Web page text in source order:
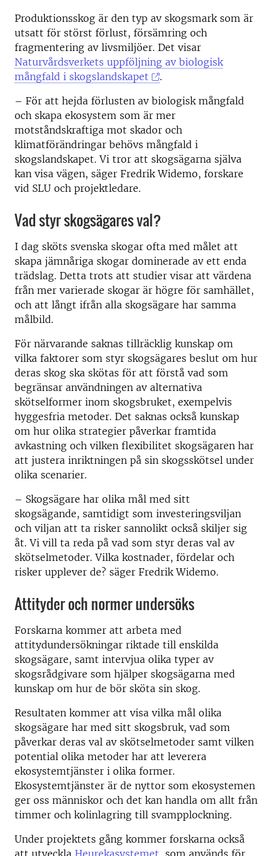
Produktionsskog är den typ av skogsmark som är
utsatt för störst förlust, försämring och
fragmentering av livsmiljöer. Det visar
Naturvårdsverkets uppföljning av biologisk
mångfald i skogslandskapet
.
– För att hejda förlusten av biologisk mångfald
och skapa ekosystem som är mer
motståndskraftiga mot skador och
klimatförändringar behövs mångfald i
skogslandskapet. Vi tror att skogsägarna själva
kan visa vägen, säger Fredrik Widemo, forskare
vid SLU och projektledare.
Vad styr skogsägares val?
I dag sköts svenska skogar ofta med målet att
skapa jämnåriga skogar dominerade av ett enda
trädslag. Detta trots att studier visar att värdena
från mer varierade skogar är högre för samhället,
och att långt ifrån alla skogsägare har samma
målbild.
För närvarande saknas tillräcklig kunskap om
vilka faktorer som styr skogsägares beslut om hur
deras skog ska skötas för att förstå vad som
begränsar användningen av alternativa
skötselformer inom skogsbruket, exempelvis
hyggesfria metoder. Det saknas också kunskap
om hur olika strategier påverkar framtida
avkastning och vilken flexibilitet skogsägaren har
att justera inriktningen på sin skogsskötsel under
olika scenarier.
– Skogsägare har olika mål med sitt
skogsägande, samtidigt som investeringsviljan
och viljan att ta risker sannolikt också skiljer sig
åt. Vi vill ta reda på vad som styr deras val av
skötselmetoder. Vilka kostnader, fördelar och
risker upplever de? säger Fredrik Widemo.
Attityder och normer undersöks
Forskarna kommer att arbeta med
attitydundersökningar riktade till enskilda
skogsägare, samt intervjua olika typer av
skogsrådgivare som hjälper skogsägarna med
kunskap om hur de bör sköta sin skog.
Resultaten kommer att visa vilka mål olika
skogsägare har med sitt skogsbruk, vad som
påverkar deras val av skötselmetoder samt vilken
potential olika metoder har att leverera
ekosystemtjänster i olika former.
Ekosystemtjänster är de nyttor som ekosystemen
ger oss människor och det kan handla om allt från
timmer och kolinlagring till svampplockning.
Under projektets gång kommer forskarna också
att utveckla Heurekasystemet , som används för